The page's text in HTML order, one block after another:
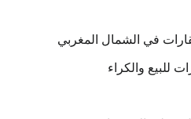
في الشمال المغربي
للبيع والكراء